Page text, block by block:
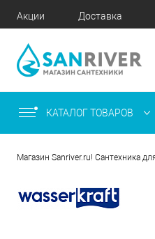
Акции Доставка
КАТАЛОГ ТОВАРОВ
Магазин Sanriver.ru! Сантехника